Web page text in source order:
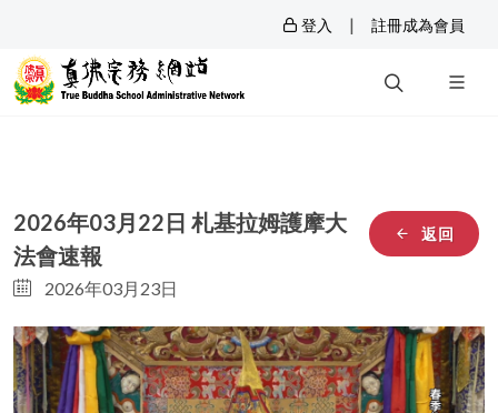
登入 | 註冊成為會員
返回
2026年03月22日 札基拉姆護摩大
法會速報
2026年03月23日